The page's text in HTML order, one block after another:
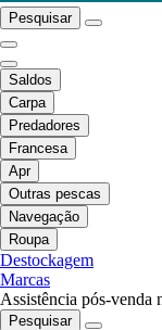
Pesquisar
Saldos
Carpa
Predadores
Francesa
Apr
Outras pescas
Navegação
Roupa
Destockagem
Marcas
Assistência pós-venda
Pesquisar